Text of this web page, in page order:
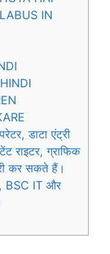
IN
डाटा एंट्री
राइटर, ग्राफिक
कर सकते हैं।
BSC IT और